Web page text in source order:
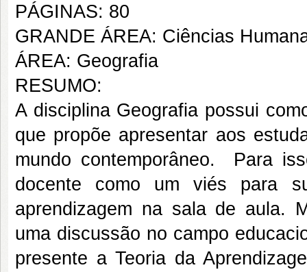
PÁGINAS: 80
GRANDE ÁREA: Ciências
ÁREA: Geografia
RESUMO:
A disciplina Geografia possui
que propõe apresentar aos
mundo contemporâneo. Para
docente como um viés para
aprendizagem na sala de aula.
uma discussão no campo
presente a Teoria da